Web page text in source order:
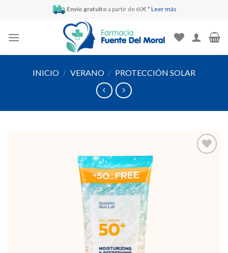
Envío gratuito a partir de 60€ * Leer más
INICIO / VERANO / PROTECCIÓN SOLAR